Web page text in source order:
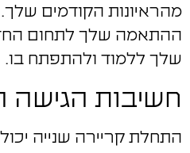
מהראיונות הקודמים
ההתאמה שלך לתחום
שלך ללמוד ולהתפתח בו.
חשיבות הגישה
התחלת קריירה שנייה